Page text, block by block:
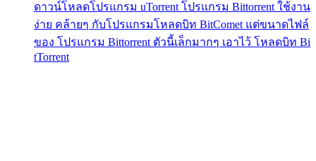
ดาวน์โหลดโปรแกรม uTorrent โปรแกรม Bittorrent ใช้งาน
ง่าย คล้ายๆ กับโปรแกรมโหลดบิท BitComet แต่ขนาดไฟล์
ของ โปรแกรม Bittorrent ตัวนี้เล็กมากๆ เอาไว้ โหลดบิท Bi
tTorrent